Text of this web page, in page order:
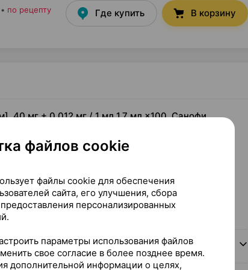
• по рецепту Где купить В корзину
40 мг + 0.012 мг / 1 мл 1.7 мл ×100, Санофи
файлов cookie
файлы cookie для обеспечения
сайта, его улучшения, сбора
персонализированных
параметры использования файлов
свое согласие в более позднее время.
дополнительной информации о целях,